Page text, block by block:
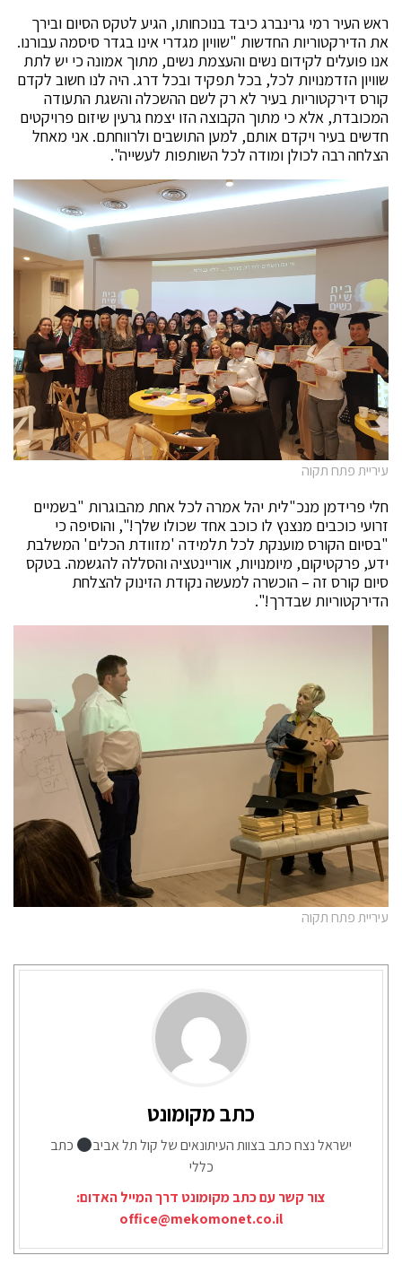
ראש העיר רמי גרינברג כיבד בנוכחותו, הגיע לטקס הסיום ובירך
את הדירקטוריות החדשות "שוויון מגדרי אינו בגדר סיסמה עבורנו.
אנו פועלים לקידום נשים והעצמת נשים, מתוך אמונה כי יש לתת
שוויון הזדמנויות לכל, בכל תפקיד ובכל דרג. היה לנו חשוב לקדם
קורס דירקטוריות בעיר לא רק לשם ההשכלה והשגת התעודה
המכובדת, אלא כי מתוך הקבוצה הזו יצמח גרעין שיזום פרויקטים
חדשים בעיר ויקדם אותם, למען התושבים ולרווחתם. אני מאחל
הצלחה רבה לכולן ומודה לכל השותפות לעשייה".
עיריית פתח תקוה
חלי פרידמן מנכ"לית יהל אמרה לכל אחת מהבוגרות "בשמיים
זרועי כוכבים מנצנץ לו כוכב אחד שכולו שלך!", והוסיפה כי
"בסיום הקורס מוענקת לכל תלמידה 'מזוודת הכלים' המשלבת
ידע, פרקטיקום, מיומנויות, אוריינטציה והסללה להגשמה. בטקס
סיום קורס זה – הוכשרה למעשה נקודת הזינוק להצלחת
הדירקטוריות שבדרך!".
עיריית פתח תקוה
כתב מקומונט
ישראל נצח כתב בצוות העיתונאים של קול תל אביב
כתב
כללי
צור קשר עם כתב מקומונט דרך המייל האדום:
office@mekomonet.co.il